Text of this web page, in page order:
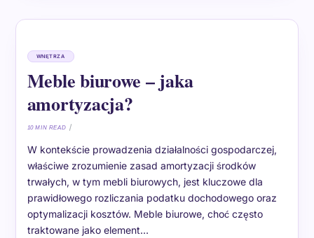
WNĘTRZA
Meble biurowe – jaka
amortyzacja?
10 MIN READ
W kontekście prowadzenia działalności gospodarczej,
właściwe zrozumienie zasad amortyzacji środków
trwałych, w tym mebli biurowych, jest kluczowe dla
prawidłowego rozliczania podatku dochodowego oraz
optymalizacji kosztów. Meble biurowe, choć często
traktowane jako element…